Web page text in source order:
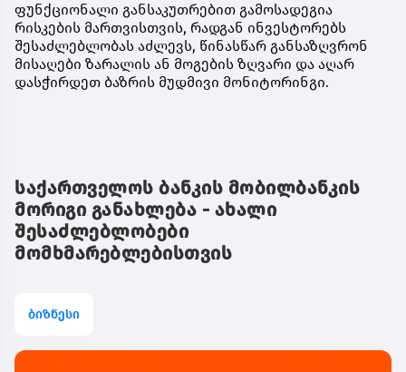
ფუნქციონალი განსაკუთრებით გამოსადეგია
რისკების მართვისთვის, რადგან ინვესტორებს
შესაძლებლობას აძლევს, წინასწარ განსაზღვრონ
მისაღები ზარალის ან მოგების ზღვარი და აღარ
დასჭირდეთ ბაზრის მუდმივი მონიტორინგი.
საქართველოს ბანკის მობილბანკის
მორიგი განახლება - ახალი
შესაძლებლობები
მომხმარებლებისთვის
ბიზნესი